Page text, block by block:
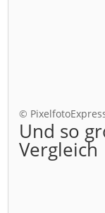
©
Und so
Vergleich